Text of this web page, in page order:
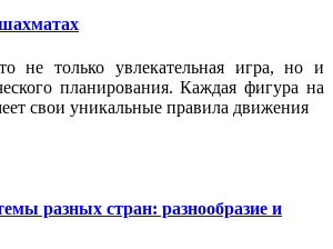
только увлекательная игра, но и
планирования. Каждая фигура на
свои уникальные правила движения
разных стран: разнообразие и